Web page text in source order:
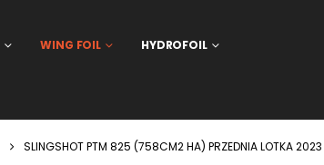
WING FOIL
HYDROFOIL
SLINGSHOT PTM 825 (758CM2 HA) PRZEDNIA LOTKA 2023